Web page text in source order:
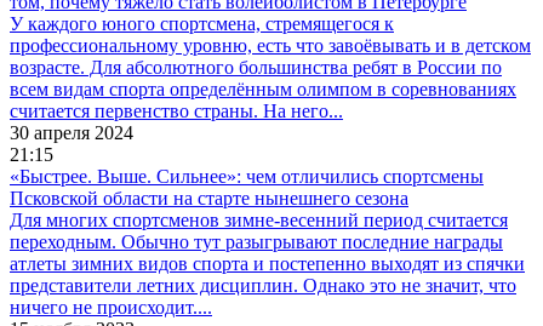
У каждого юного спортсмена, стремящегося к
профессиональному уровню, есть что завоёвывать и в детском
возрасте. Для абсолютного большинства ребят в России по
всем видам спорта определённым олимпом в соревнованиях
считается первенство страны. На него...
30 апреля 2024
21:15
«Быстрее. Выше. Сильнее»: чем отличились спортсмены
Псковской области на старте нынешнего сезона
Для многих спортсменов зимне-весенний период считается
переходным. Обычно тут разыгрывают последние награды
атлеты зимних видов спорта и постепенно выходят из спячки
представители летних дисциплин. Однако это не значит, что
ничего не происходит....